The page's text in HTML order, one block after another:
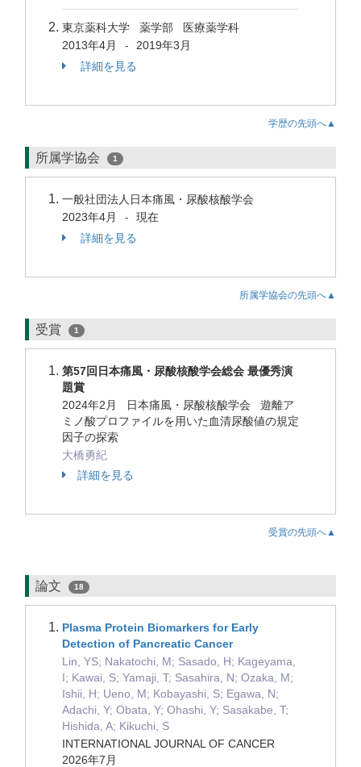
東京薬科大学 薬学部 医療薬学科
2013年4月
-
2019年3月
詳細を見る
学歴の先頭へ▲
所属学協会 1
一般社団法人日本痛風・尿酸核酸学会
2023年4月
-
現在
詳細を見る
所属学協会の先頭へ▲
受賞 1
第57回日本痛風・尿酸核酸学会総会 最優秀演
題賞
2024年2月 日本痛風・尿酸核酸学会 遊離ア
ミノ酸プロファイルを用いた血清尿酸値の規定
因子の探索
大橋勇紀
詳細を見る
受賞の先頭へ▲
論文 18
Plasma Protein Biomarkers for Early
Detection of Pancreatic Cancer
Lin, YS; Nakatochi, M; Sasado, H; Kageyama,
I; Kawai, S; Yamaji, T; Sasahira, N; Ozaka, M;
Ishii, H; Ueno, M; Kobayashi, S; Egawa, N;
Adachi, Y; Obata, Y; Ohashi, Y; Sasakabe, T;
Hishida, A; Kikuchi, S
INTERNATIONAL JOURNAL OF CANCER
2026年7月